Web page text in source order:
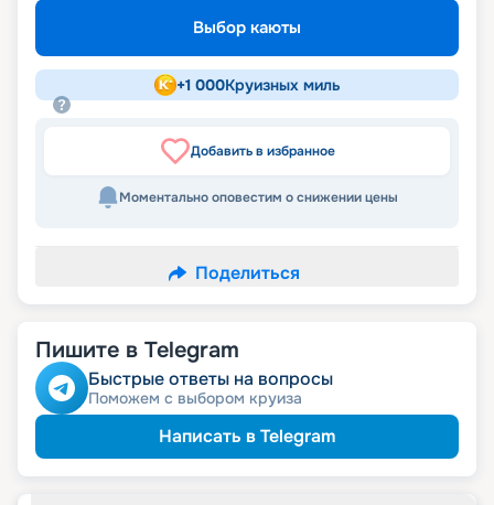
Выбор каюты
+1 000Круизных миль
Добавить в избранное
Моментально оповестим о снижении цены
Поделиться
Пишите в Telegram
Быстрые ответы на вопросы
Поможем с выбором круиза
Написать в Telegram